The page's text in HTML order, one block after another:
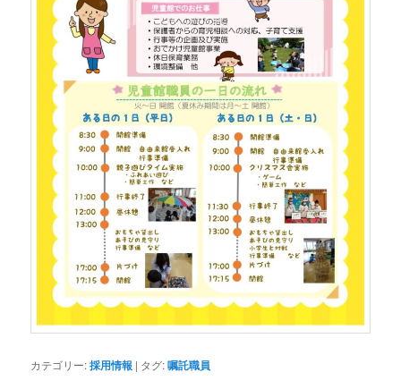
カテゴリー:採用情報 | タグ:嘱託職員